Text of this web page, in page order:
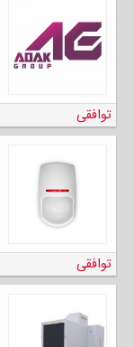
توافقی
توافقی